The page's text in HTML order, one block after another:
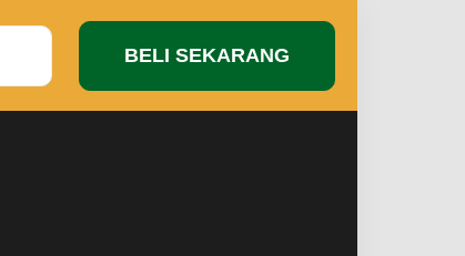
BELI SEKARANG